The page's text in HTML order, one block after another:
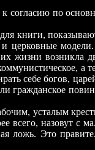
по
книги,
жизни
себе богов,
гражданское
усталым
всего, назовут
ложь. Это